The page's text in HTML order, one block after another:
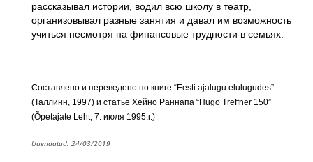
рассказывал истории, водил всю школу в театр,
организовывал разные занятия и давал им возможность
учиться несмотря на финансовые трудности в семьях.
Составлено и переведено по книге “Eesti ajalugu elulugudes”
(Таллинн, 1997) и статье Хейно Раннапа “Hugo Treffner 150”
(Õpetajate Leht, 7. июля 1995.г.)
Uuendatud: 24/03/2019